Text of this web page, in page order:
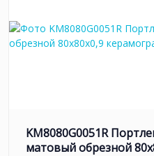
KM8080G0051R
матовый обрезной